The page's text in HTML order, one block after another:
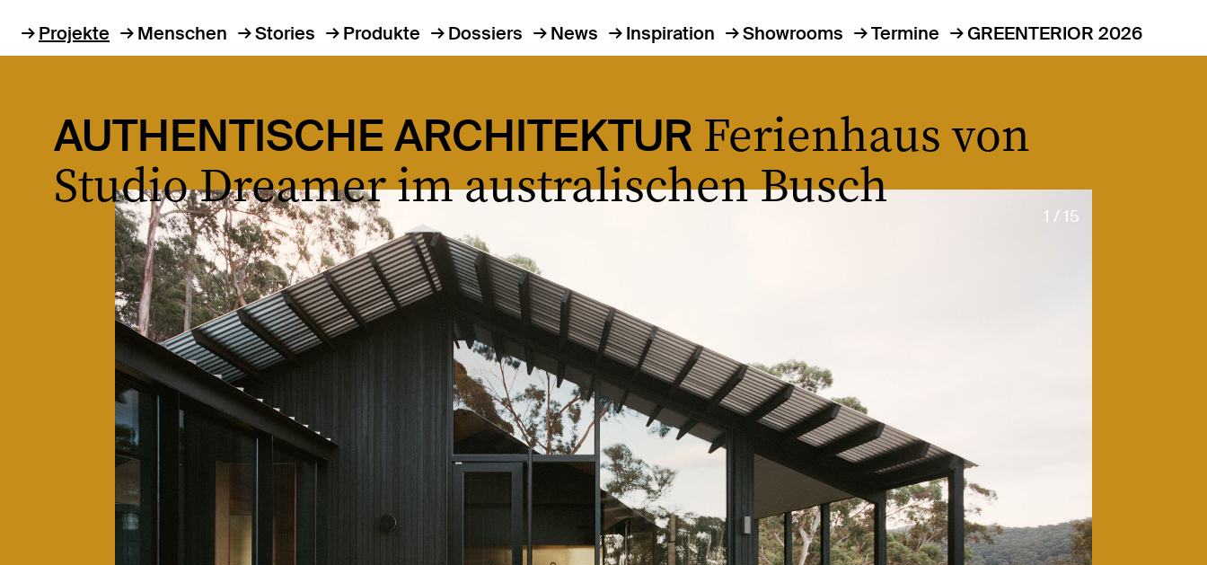
Projekte Menschen Stories Produkte Dossiers News Inspiration Showrooms Termine GREENTERIOR 2026
AUTHENTISCHE ARCHITEKTUR Ferienhaus von
Studio Dreamer im australischen Busch
1 / 15